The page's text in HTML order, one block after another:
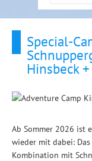
Special-
Hinsbeck
Ab Sommer 2026 ist
wieder mit dabei:
Kombination mit